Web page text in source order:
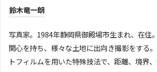
鈴木竜一朗
写真家。1984年静岡県御殿場市生まれ、在住
関心を持ち、様々な土地に出向き撮影をする
トフィルムを用いた特殊技法で、距離、境界